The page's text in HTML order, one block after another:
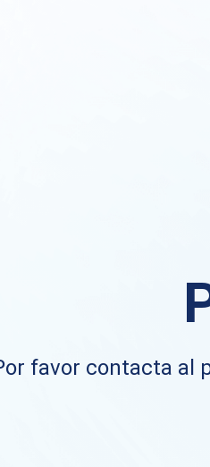
favor contacta al